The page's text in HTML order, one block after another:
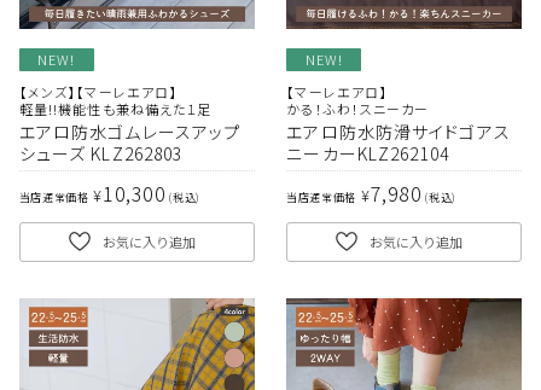
NEW!
【メンズ】【マーレエアロ】
軽量!!機能性も兼ね備えた１足
エアロ防水ゴムレースアップ
シューズ KLZ262803
当店通常価格 ¥10,300 税込
お気に入り追加
NEW!
【マーレエアロ】
かる！ふわ！スニーカー
エアロ防水防滑サイドゴアス
ニーカーKLZ262104
当店通常価格 ¥7,980 税込
お気に入り追加